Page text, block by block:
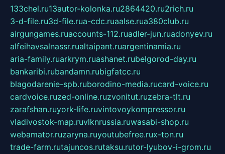
133chel.ru13autor-kolonka.ru2864420.ru2rich.ru
3-d-file.ru3d-file.rua-cdc.ruaalse.rua380club.ru
airgungames.ruaccounts-112.ruadler-jun.ruadonyev.ru
alfeihavsalnassr.rualtaipant.ruargentinamia.ru
aria-family.ruarkrym.ruashanet.rubelgorod-day.ru
bankaribi.rubandamn.rubigfatcc.ru
blagodarenie-spb.ruborodino-media.rucard-voice.ru
cardvoice.ruzed-online.ruzvonitut.ruzebra-tlt.ru
zarafshan.ruyork-life.ruvintovoykompressor.ru
vladivostok-map.ruvlknrussia.ruwasabi-shop.ru
webamator.ruzaryna.ruyoutubefree.rux-ton.ru
trade-farm.rutajuncos.rutaksu.rutor-lyubov-i-grom.ru